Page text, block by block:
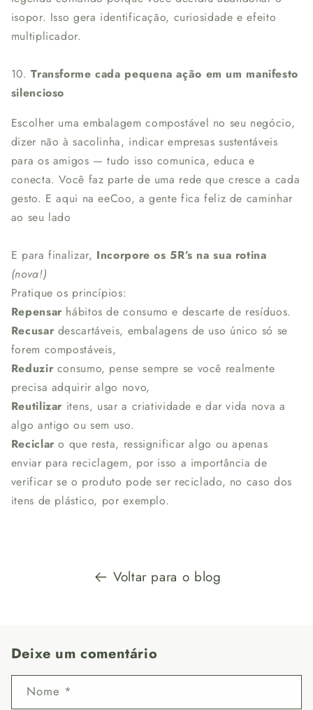
isopor. Isso gera identificação, curiosidade e efeito
multiplicador.
10.Transforme cada pequena ação em um manifesto
silencioso
Escolher uma embalagem compostável no seu negócio,
dizer não à sacolinha, indicar empresas sustentáveis
para os amigos — tudo isso comunica, educa e
conecta. Você faz parte de uma rede que cresce a cada
gesto. E aqui na eeCoo, a gente fica feliz de caminhar
ao seu lado
E para finalizar, Incorpore os 5R’s na sua rotina
(nova!)
Pratique os princípios:
Repensarhábitos de consumo e descarte de resíduos.
Recusardescartáveis, embalagens de uso único só se
forem compostáveis,
Reduzirconsumo, pense sempre se você realmente
precisa adquirir algo novo,
Reutilizar itens, usar a criatividade e dar vida nova a
algo antigo ou sem uso.
Reciclaro que resta, ressignificar algo ou apenas
enviar para reciclagem, por isso a importância de
verificar se o produto pode ser reciclado, no caso dos
itens de plástico, por exemplo.
Voltar para o blog
Deixe um comentário
Nome *